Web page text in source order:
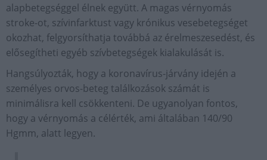
alapbetegséggel élnek együtt. A magas vérnyomás
stroke-ot, szívinfarktust vagy krónikus vesebetegséget
okozhat, felgyorsíthatja továbbá az érelmeszesedést, és
elősegítheti egyéb szívbetegségek kialakulását is.
Hangsúlyozták, hogy a koronavírus-járvány idején a
személyes orvos-beteg találkozások számát is
minimálisra kell csökkenteni. De ugyanolyan fontos,
hogy a vérnyomás a célérték, ami általában 140/90
Hgmm, alatt legyen.